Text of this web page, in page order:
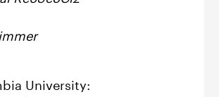
University: